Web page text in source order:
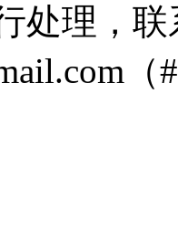
处理，
（